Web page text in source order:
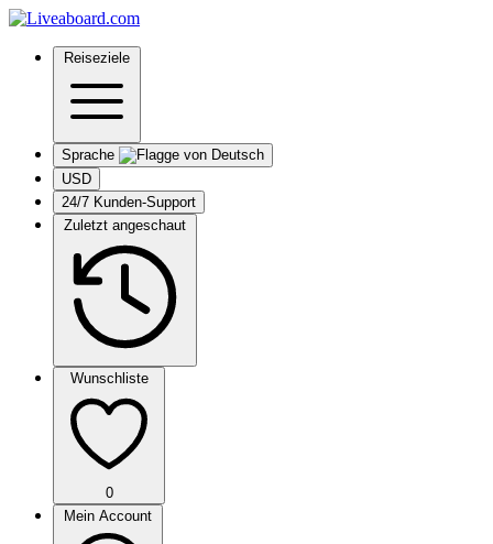
Reiseziele
Sprache
USD
24/7 Kunden-Support
Zuletzt angeschaut
Wunschliste
0
Mein Account